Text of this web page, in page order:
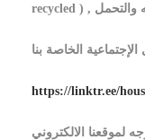
https://linktr.ee/